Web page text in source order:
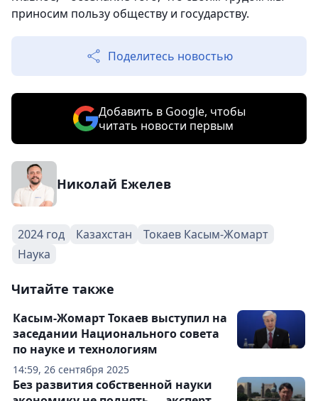
приносим пользу обществу и государству.
Поделитесь новостью
Добавить в Google, чтобы
читать новости первым
Николай Ежелев
2024 год Казахстан
Токаев Касым-Жомарт
Наука
Читайте также
14:59, 26 сентября 2025
Касым-Жомарт Токаев выступил на
заседании Национального совета
по науке и технологиям
Без развития собственной науки